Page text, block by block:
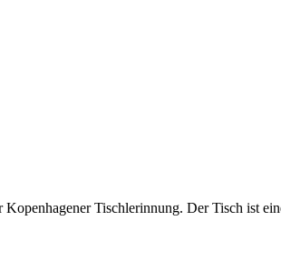
Tischlerinnung. Der Tisch ist